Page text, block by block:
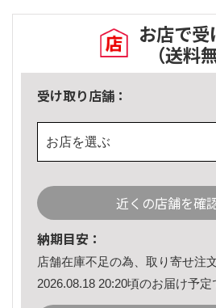
お店で受
（送料
受け取り店舗：
お店を選ぶ
近くの店舗を確
納期目安：
店舗在庫不足の為、取り寄せ注
2026.08.18 20:20頃のお届け予定